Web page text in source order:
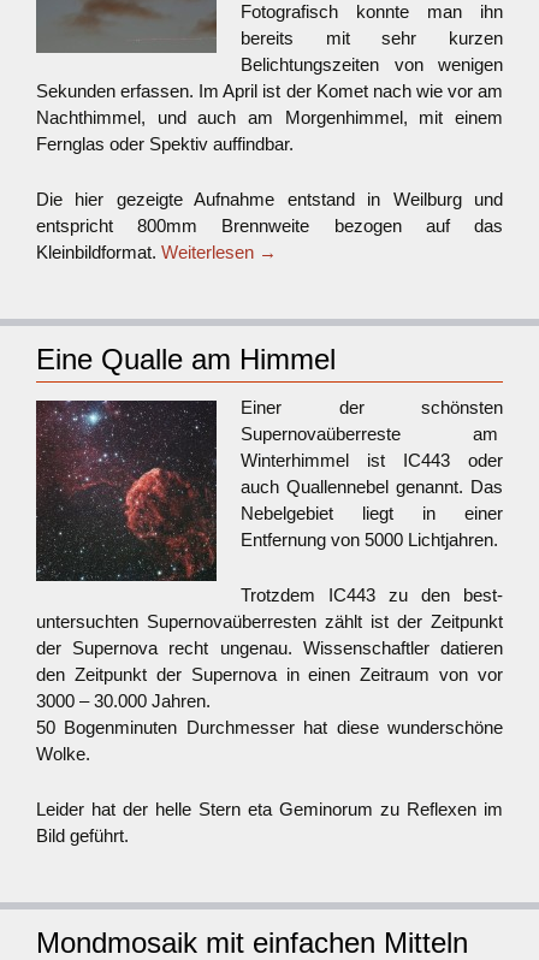
Fotografisch konnte man ihn
bereits mit sehr kurzen
Belichtungszeiten von wenigen
Sekunden erfassen. Im April ist der Komet nach wie vor am
Nachthimmel, und auch am Morgenhimmel, mit einem
Fernglas oder Spektiv auffindbar.
Die hier gezeigte Aufnahme entstand in Weilburg und
entspricht 800mm Brennweite bezogen auf das
Kleinbildformat. Weiterlesen →
Eine Qualle am Himmel
Einer der schönsten
Supernovaüberreste am
Winterhimmel ist IC443 oder
auch Quallennebel genannt. Das
Nebelgebiet liegt in einer
Entfernung von 5000 Lichtjahren.
Trotzdem IC443 zu den best-
untersuchten Supernovaüberresten zählt ist der Zeitpunkt
der Supernova recht ungenau. Wissenschaftler datieren
den Zeitpunkt der Supernova in einen Zeitraum von vor
3000 – 30.000 Jahren.
50 Bogenminuten Durchmesser hat diese wunderschöne
Wolke.
Leider hat der helle Stern eta Geminorum zu Reflexen im
Bild geführt.
Mondmosaik mit einfachen Mitteln